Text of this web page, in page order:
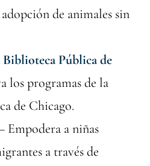
de animales sin
Pública de
los programas de la
de Chicago.
Empodera a niñas
a través de